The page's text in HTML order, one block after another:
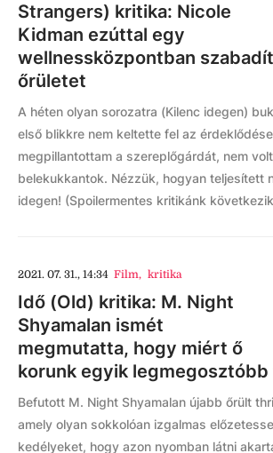
Strangers) kritika: Nicole
Kidman ezúttal egy
wellnessközpontban
őrületet
A héten olyan sorozatra (Kilenc idegen)
első blikkre nem keltette fel az
megpillantottam a szereplőgárdát, nem
belekukkantok. Nézzük, hogyan teljesített
idegen! (Spoilermentes kritikánk
2021. 07. 31., 14:34 Film, kritika
Idő (Old) kritika: M. Night
Shyamalan ismét
megmutatta, hogy miért ő
korunk egyik legmegosztóbb
Befutott M. Night Shyamalan újabb őrült
amely olyan sokkolóan izgalmas
kedélyeket, hogy azon nyomban látni